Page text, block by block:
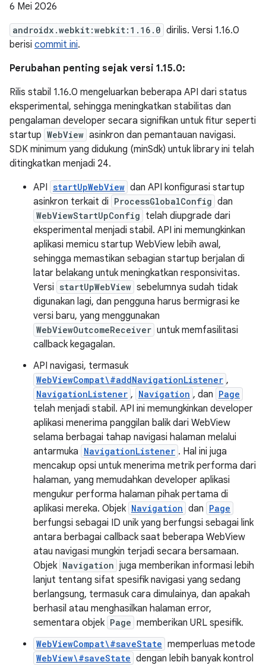
6 Mei 2026
androidx.webkit:webkit:1.16.0 dirilis. Versi 1.16.0
berisi commit ini.
Perubahan penting sejak versi 1.15.0:
Rilis stabil 1.16.0 mengeluarkan beberapa API dari status
eksperimental, sehingga meningkatkan stabilitas dan
pengalaman developer secara signifikan untuk fitur seperti
startup WebView asinkron dan pemantauan navigasi.
SDK minimum yang didukung (minSdk) untuk library ini telah
ditingkatkan menjadi 24.
API startUpWebView dan API konfigurasi startup
asinkron terkait di ProcessGlobalConfig dan
WebViewStartUpConfig telah diupgrade dari
eksperimental menjadi stabil. API ini memungkinkan
aplikasi memicu startup WebView lebih awal,
sehingga memastikan sebagian startup berjalan di
latar belakang untuk meningkatkan responsivitas.
Versi startUpWebView sebelumnya sudah tidak
digunakan lagi, dan pengguna harus bermigrasi ke
versi baru, yang menggunakan
WebViewOutcomeReceiver untuk memfasilitasi
callback kegagalan.
API navigasi, termasuk
WebViewCompat\#addNavigationListener ,
NavigationListener , Navigation , dan Page
telah menjadi stabil. API ini memungkinkan developer
aplikasi menerima panggilan balik dari WebView
selama berbagai tahap navigasi halaman melalui
antarmuka NavigationListener . Hal ini juga
mencakup opsi untuk menerima metrik performa dari
halaman, yang memudahkan developer aplikasi
mengukur performa halaman pihak pertama di
aplikasi mereka. Objek Navigation dan Page
berfungsi sebagai ID unik yang berfungsi sebagai link
antara berbagai callback saat beberapa WebView
atau navigasi mungkin terjadi secara bersamaan.
Objek Navigation juga memberikan informasi lebih
lanjut tentang sifat spesifik navigasi yang sedang
berlangsung, termasuk cara dimulainya, dan apakah
berhasil atau menghasilkan halaman error,
sementara objek Page memberikan URL spesifik.
WebViewCompat\#saveState memperluas metode
WebView\#saveState dengan lebih banyak kontrol